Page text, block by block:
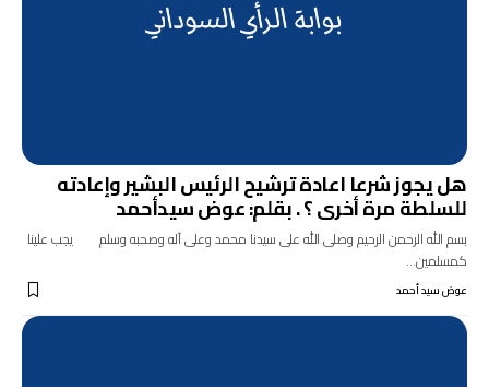
هل يجوز شرعا اعادة ترشيح الرئيس البشير وإعادته
للسلطة مرة أخرى ؟ . بقلم: عوض سيدأحمد
بسم الله الرحمن الرحيم وصلى الله على سيدنا محمد وعلى آله وصحبه وسلم يجب علينا
كمسلمين…
عوض سيد أحمد